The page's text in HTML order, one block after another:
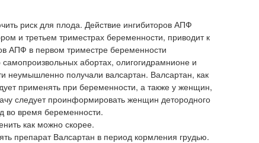
риск для плода. Действие ингибиторов АПФ
и третьем триместрах беременности, приводит к
АПФ в первом триместре беременности
абортах, олигогидрамнионе и
неумышленно получали валсартан. Валсартан, как
применять при беременности, а также у женщин,
следует проинформировать женщин детородного
во время беременности.
как можно скорее.
препарат Валсартан в период кормления грудью.